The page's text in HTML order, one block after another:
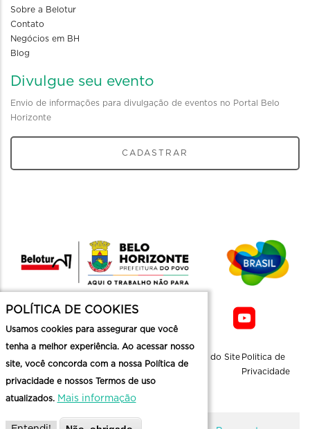
Sobre a Belotur
Contato
Negócios em BH
Blog
Divulgue seu evento
Envio de informações para divulgação de eventos no Portal Belo
Horizonte
CADASTRAR
Mapa do Site Politica de
Privacidade
POLÍTICA DE COOKIES
Usamos cookies para assegurar que você
tenha a melhor experiência. Ao acessar nosso
site, você concorda com a nossa Política de
privacidade e nossos Termos de uso
atualizados. Mais informação